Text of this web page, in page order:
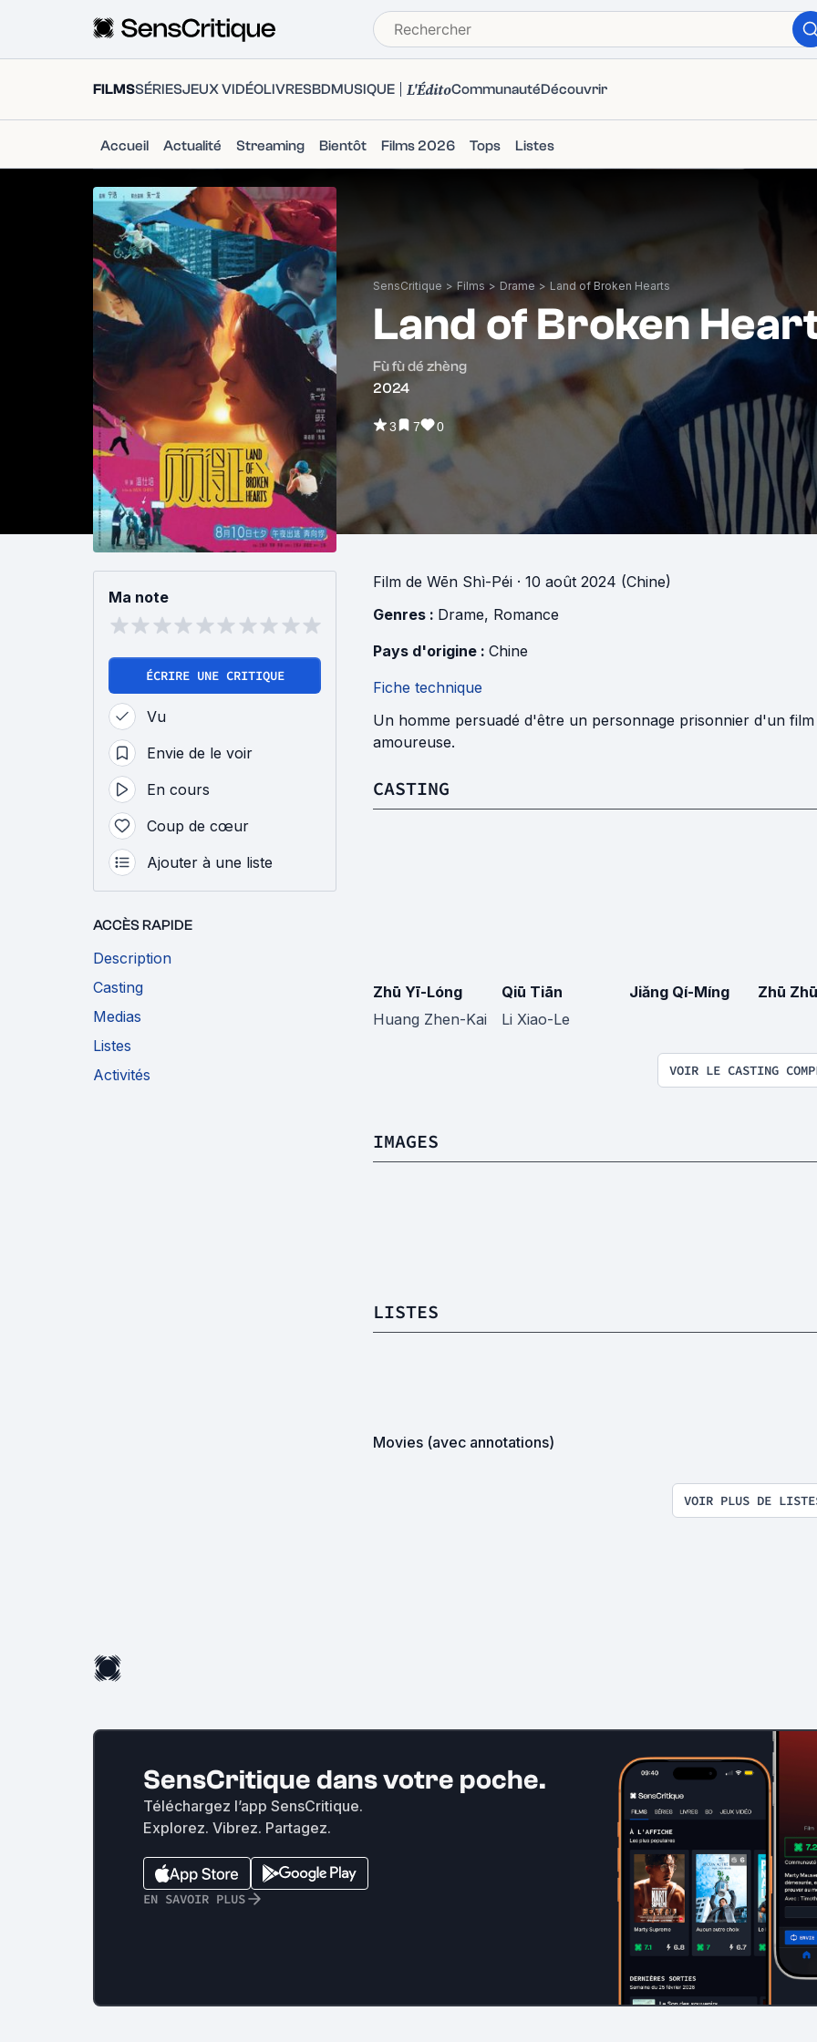
FILMSSÉRIESJEUX VIDÉOLIVRESBDMUSIQUE L'ÉditoCommunautéDécouvrir
Accueil Actualité Streaming Bientôt Films 2026 Tops Listes
SensCritique > Films > Drame > Land of Broken Hearts
Land of Broken
Fù fù dé zhèng
2024
3 7 0
Ma note
ÉCRIRE UNE CRITIQUE
Vu
Envie de le voir
En cours
Coup de cœur
Ajouter à une liste
ACCÈS RAPIDE
Description
Casting
Medias
Listes
Activités
Film de Wēn Shì-Péi · 10 août 2024 (Chine)
Genres : Drame, Romance
Pays d'origine : Chine
Fiche technique
Un homme persuadé d'être un personnage prisonnier d'un
amoureuse.
CASTING
Zhū Yī-Lóng
Huang Zhen-Kai
Qiū Tiān
Li Xiao-Le
Jiǎng Qí-Míng Zhū Zhū
VOIR LE CASTING
IMAGES
LISTES
Movies (avec annotations)
VOIR PLUS DE
SensCritique dans votre poche.
Téléchargez l’app SensCritique.
Explorez. Vibrez. Partagez.
EN SAVOIR PLUS